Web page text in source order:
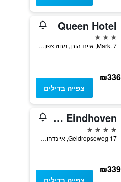
Queen Hotel
3 כוכבים
Markt 7, איינדהובן, מחוז צפון בראבנט, הולנד
₪336
צפייה בדילים
Park Plaza Eindhoven
4 כוכבים
Geldropseweg 17, איינדהובן, מחוז צפון בראבנט, הולנד
₪339